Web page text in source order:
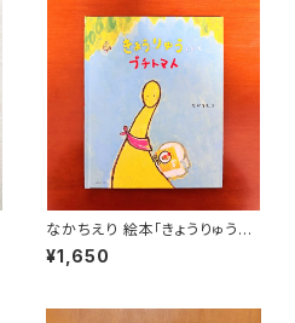
なかちえり 絵本「きょうりゅうく
んとプチトマト」
¥1,650